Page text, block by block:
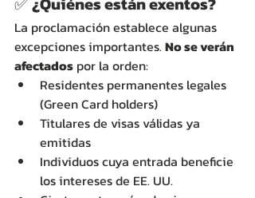
La proclamación establece algunas
excepciones importantes. No se verán
afectados por la orden:
Residentes permanentes legales
(Green Card holders)
Titulares de visas válidas ya
emitidas
Individuos cuya entrada beneficie
los intereses de EE. UU.